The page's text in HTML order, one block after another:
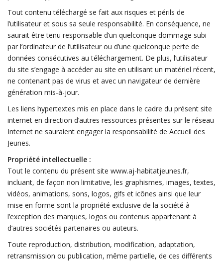
Tout contenu téléchargé se fait aux risques et périls de
l’utilisateur et sous sa seule responsabilité. En conséquence, ne
saurait être tenu responsable d’un quelconque dommage subi
par l’ordinateur de l’utilisateur ou d’une quelconque perte de
données consécutives au téléchargement. De plus, l’utilisateur
du site s’engage à accéder au site en utilisant un matériel récent,
ne contenant pas de virus et avec un navigateur de dernière
génération mis-à-jour.
Les liens hypertextes mis en place dans le cadre du présent site
internet en direction d’autres ressources présentes sur le réseau
Internet ne sauraient engager la responsabilité de Accueil des
Jeunes.
Propriété intellectuelle :
Tout le contenu du présent site www.aj-habitatjeunes.fr,
incluant, de façon non limitative, les graphismes, images, textes,
vidéos, animations, sons, logos, gifs et icônes ainsi que leur
mise en forme sont la propriété exclusive de la société à
l’exception des marques, logos ou contenus appartenant à
d’autres sociétés partenaires ou auteurs.
Toute reproduction, distribution, modification, adaptation,
retransmission ou publication, même partielle, de ces différents